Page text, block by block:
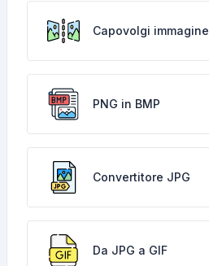
Capovolgi immagine
PNG in BMP
Convertitore JPG
Da JPG a GIF